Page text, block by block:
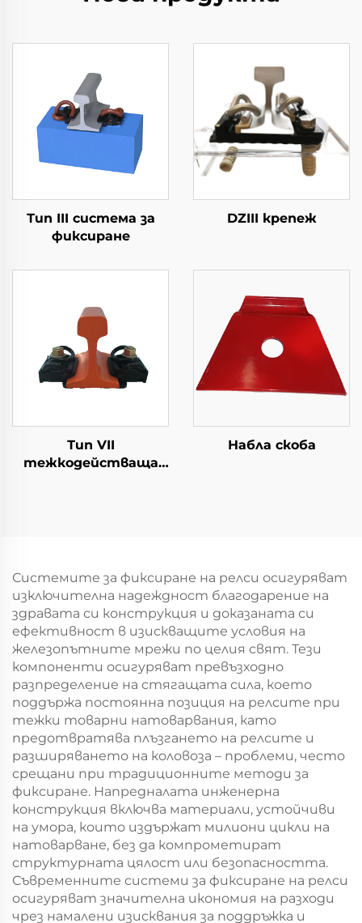
Тип III система за
фиксиране
DZIII крепеж
Тип VII
тежкодействаща
Набла скоба
Системите за фиксиране на релси осигуряват
изключителна надеждност благодарение на
здравата си конструкция и доказаната си
ефективност в изискващите условия на
железопътните мрежи по целия свят. Тези
компоненти осигуряват превъзходно
разпределение на стягащата сила, което
поддържа постоянна позиция на релсите при
тежки товарни натоварвания, като
предотвратява плъзгането на релсите и
разширяването на коловоза – проблеми, често
срещани при традиционните методи за
фиксиране. Напредналата инженерна
конструкция включва материали, устойчиви
на умора, които издържат милиони цикли на
натоварване, без да компрометират
структурната цялост или безопасността.
Съвременните системи за фиксиране на релси
осигуряват значителна икономия на разходи
чрез намалени изисквания за поддръжка и